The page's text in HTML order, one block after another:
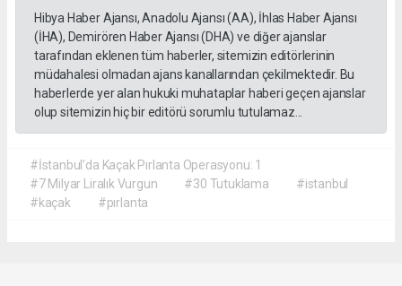
Hibya Haber Ajansı, Anadolu Ajansı (AA), İhlas Haber Ajansı
(İHA), Demirören Haber Ajansı (DHA) ve diğer ajanslar
tarafından eklenen tüm haberler, sitemizin editörlerinin
müdahalesi olmadan ajans kanallarından çekilmektedir. Bu
haberlerde yer alan hukuki muhataplar haberi geçen ajanslar
olup sitemizin hiç bir editörü sorumlu tutulamaz...
#İstanbul’da Kaçak Pırlanta Operasyonu: 1
#7 Milyar Liralık Vurgun
#30 Tutuklama
#istanbul
#kaçak
#pırlanta